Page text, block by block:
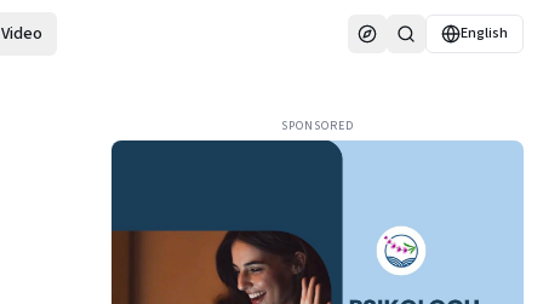
Video English
SPONSORED